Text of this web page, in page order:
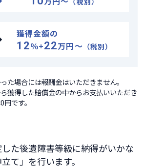
獲得金額の
12％+22万円～ （税別）
た場合には報酬金はいただきません。
獲得した賠償金の中からお支払いいただき
です。
た後遺障害等級に納得がいかな
て」を行います。